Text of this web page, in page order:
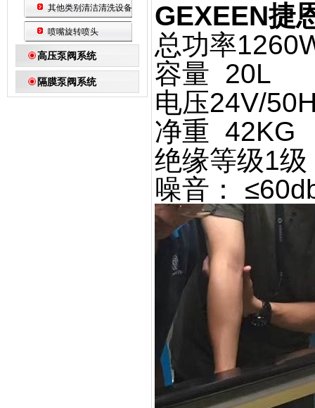
其他类别清洁清洗设备
喷嘴旋转喷头
高压泵阀系统
隔膜泵阀系统
GEXEEN捷
总功率
容量 20L
电压24V/
净重 42KG
绝缘等级1级
噪音：